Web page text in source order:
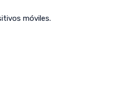
móviles.